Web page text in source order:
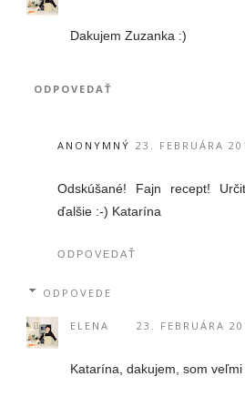
Dakujem Zuzanka :)
ODPOVEDAŤ
ANONYMNÝ 23. FEBRUÁRA
Odskúšané! Fajn recept!
ďalšie :-) Katarína
ODPOVEDAŤ
ODPOVEDE
ELENA 23. FEBRUÁRA
Katarína, dakujem, som